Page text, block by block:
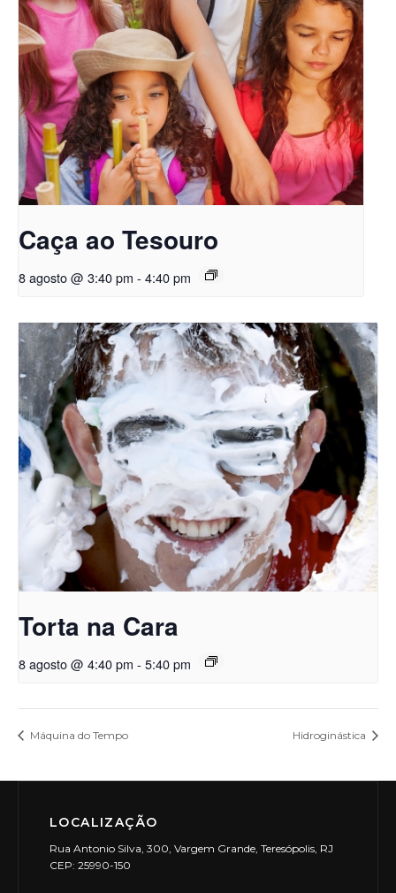
Caça ao Tesouro
8 agosto @ 3:40 pm - 4:40 pm
Torta na Cara
8 agosto @ 4:40 pm - 5:40 pm
Máquina do Tempo Hidroginástica
LOCALIZAÇÃO
Rua Antonio Silva, 300, Vargem Grande, Teresópolis, RJ
CEP: 25990-150